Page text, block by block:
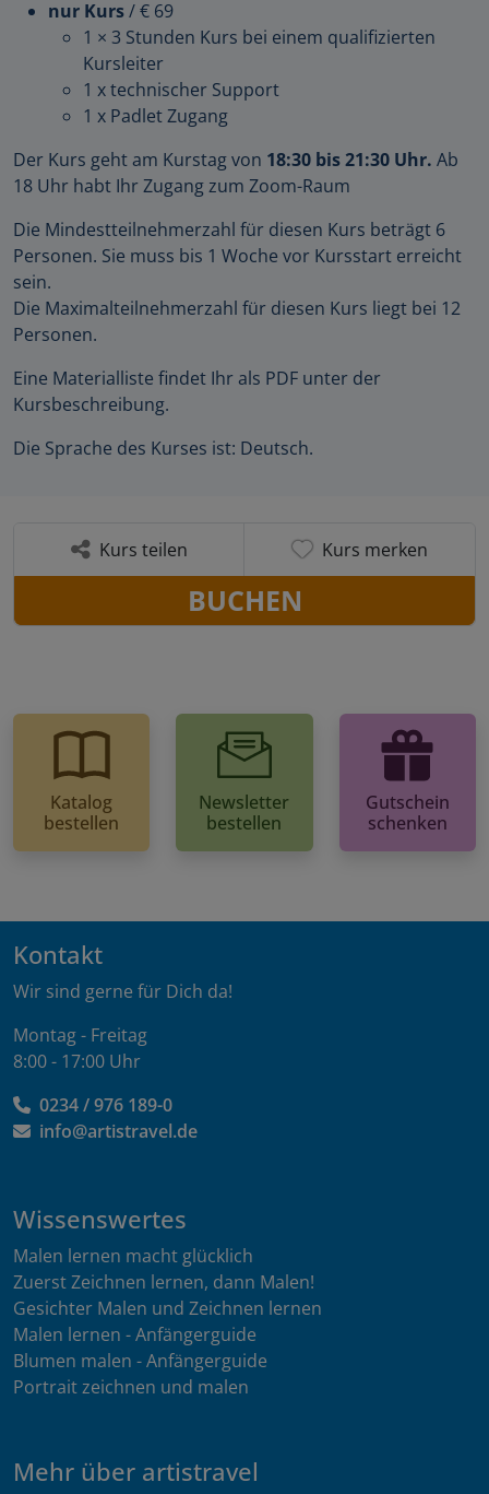
nur Kurs/ € 69
1 × 3 Stunden Kurs bei einem qualifizierten
Kursleiter
1 x technischer Support
1 x Padlet Zugang
Der Kurs geht am Kurstag von 18:30 bis 21:30 Uhr. Ab
18 Uhr habt Ihr Zugang zum Zoom-Raum
Die Mindestteilnehmerzahl für diesen Kurs beträgt 6
Personen. Sie muss bis 1 Woche vor Kursstart erreicht
sein.
Die Maximalteilnehmerzahl für diesen Kurs liegt bei 12
Personen.
Eine Materialliste findet Ihr als PDF unter der
Kursbeschreibung.
Die Sprache des Kurses ist: Deutsch.
Kurs teilen Kurs merken
BUCHEN
Katalog
bestellen
Newsletter
bestellen
Gutschein
schenken
Kontakt
Wir sind gerne für Dich da!
Montag - Freitag
8:00 - 17:00 Uhr
0234 / 976 189-0
info@artistravel.de
Wissenswertes
Malen lernen macht glücklich
Zuerst Zeichnen lernen, dann Malen!
Gesichter Malen und Zeichnen lernen
Malen lernen - Anfängerguide
Blumen malen - Anfängerguide
Portrait zeichnen und malen
Mehr über artistravel